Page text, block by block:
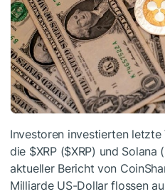
Investoren investierten letzte
die $XRP($XRP) und Solana
aktueller Bericht von
Milliarde US-Dollar flossen